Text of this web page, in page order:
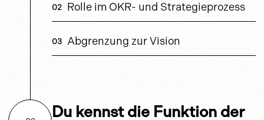
Rolle im OKR- und Strategieprozess
Abgrenzung zur Vision
Du kennst die Funktion der